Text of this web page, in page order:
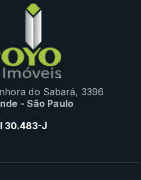
do Sabará, 3396
- São Paulo
30.483-J